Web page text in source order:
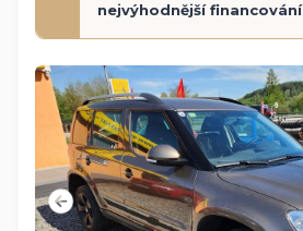
nejvýhodnější financování